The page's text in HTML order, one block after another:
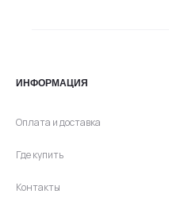
ИНФОРМАЦИЯ
Оплата и доставка
Где купить
Контакты